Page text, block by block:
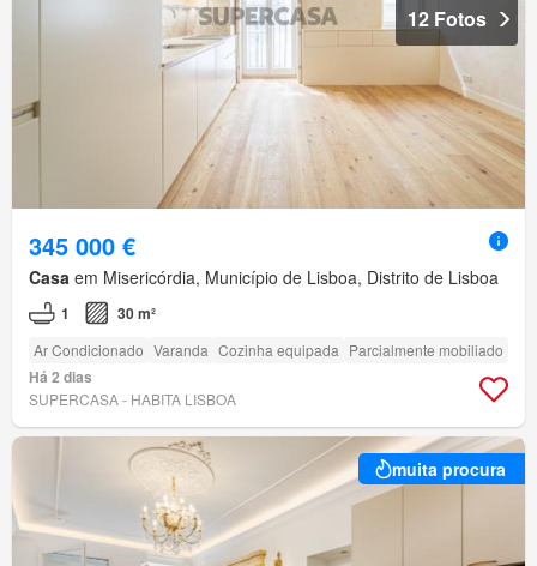
12 Fotos
345 000 €
Casa em Misericórdia, Município de Lisboa, Distrito de Lisboa
1 30 m²
Ar Condicionado Varanda Cozinha equipada Parcialmente mobiliado
Há 2 dias
SUPERCASA - HABITA LISBOA
muita procura